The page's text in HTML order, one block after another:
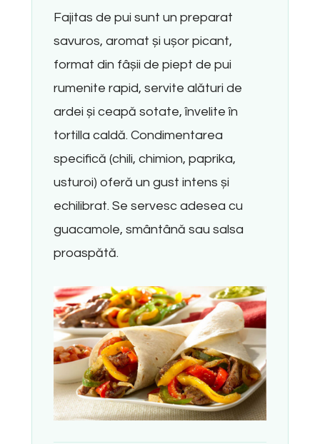
Fajitas de pui sunt un preparat
savuros, aromat și ușor picant,
format din fâșii de piept de pui
rumenite rapid, servite alături de
ardei și ceapă sotate, învelite în
tortilla caldă. Condimentarea
specifică (chili, chimion, paprika,
usturoi) oferă un gust intens și
echilibrat. Se servesc adesea cu
guacamole, smântână sau salsa
proaspătă.